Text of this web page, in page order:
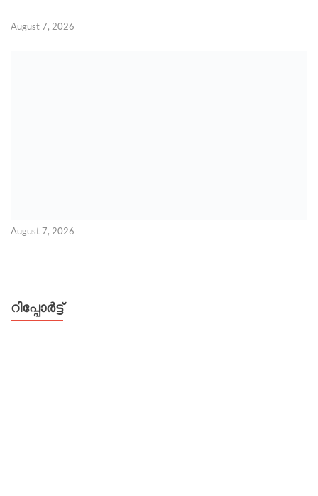
August 7, 2026
August 7, 2026
റിപ്പോര്‍ട്ട്